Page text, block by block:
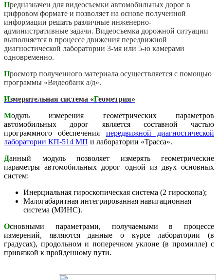
Предназначен для видеосъемки автомобильных дорог в
цифровом формате и позволяет на основе полученной
информации решать различные инженерно-
административные задачи. Видеосъемка дорожной ситуации
выполняется в процессе движения передвижной
диагностической лаборатории 3-мя или 5-ю камерами
одновременно.
Просмотр полученного материала осуществляется с помощью
программы «Видеобанк а/д».
Измерительная система «Геометрия»
Модуль измерения геометрических параметров
автомобильных дорог является составной частью
программного обеспечения передвижной диагностической
лаборатории КП-514 МП и лаборатории «Трасса».
Данный модуль позволяет измерять геометрические
параметры автомобильных дорог одной из двух основных
систем:
Инерциальная гироскопическая система (2 гироскопа);
Малогабаритная интегрированная навигационная
система (МИНС).
Основными параметрами, получаемыми в процессе
измерений, являются данные о курсе лаборатории (в
градусах), продольном и поперечном уклоне (в промилле) с
привязкой к пройденному пути.